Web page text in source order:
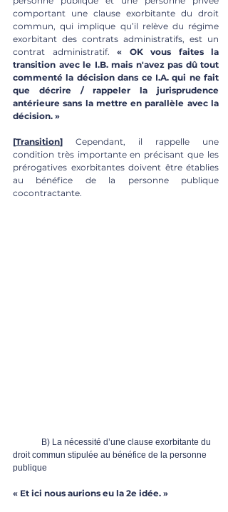
comportant une clause exorbitante du droit
commun, qui implique qu’il relève du régime
exorbitant des contrats administratifs, est un
contrat administratif. « OK vous faites la
transition avec le I.B. mais n'avez pas dû tout
commenté la décision dans ce I.A. qui ne fait
que décrire / rappeler la jurisprudence
antérieure sans la mettre en parallèle avec la
décision. »
[Transition] Cependant, il rappelle une
condition très importante en précisant que les
prérogatives exorbitantes doivent être établies
au bénéfice de la personne publique
cocontractante.
B) La nécessité d’une clause exorbitante du
droit commun stipulée au bénéfice de la personne
publique
« Et ici nous aurions eu la 2e idée. »